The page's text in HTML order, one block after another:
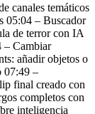
canales temáticos
05:04 – Buscador
de terror con IA
– Cambiar
añadir objetos o
07:49 –
final creado con
completos con
inteligencia